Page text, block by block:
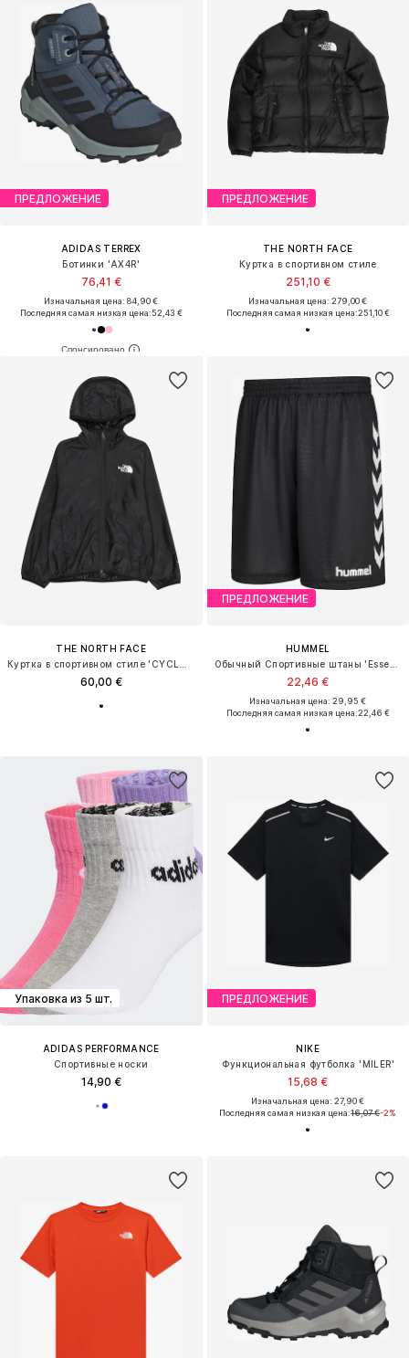
ПРЕДЛОЖЕНИЕ
ADIDAS TERREX
Ботинки 'AX4R'
76,41 €
Изначальная цена: 84,90 €
Последняя самая низкая цена:52,43 €
ПРЕДЛОЖЕНИЕ
THE NORTH FACE
Куртка в спортивном стиле
251,10 €
Изначальная цена: 279,00 €
Последняя самая низкая цена:251,10 €
THE NORTH FACE
Куртка в спортивном стиле 'CYCLONE'
60,00 €
ПРЕДЛОЖЕНИЕ
HUMMEL
Обычный Спортивные штаны 'Essential'
22,46 €
Изначальная цена: 29,95 €
Последняя самая низкая цена:22,46 €
Упаковка из 5 шт.
ADIDAS PERFORMANCE
Спортивные носки
14,90 €
ПРЕДЛОЖЕНИЕ
NIKE
Функциональная футболка 'MILER'
15,68 €
Изначальная цена: 27,90 €
Последняя самая низкая цена:16,07 €-2%